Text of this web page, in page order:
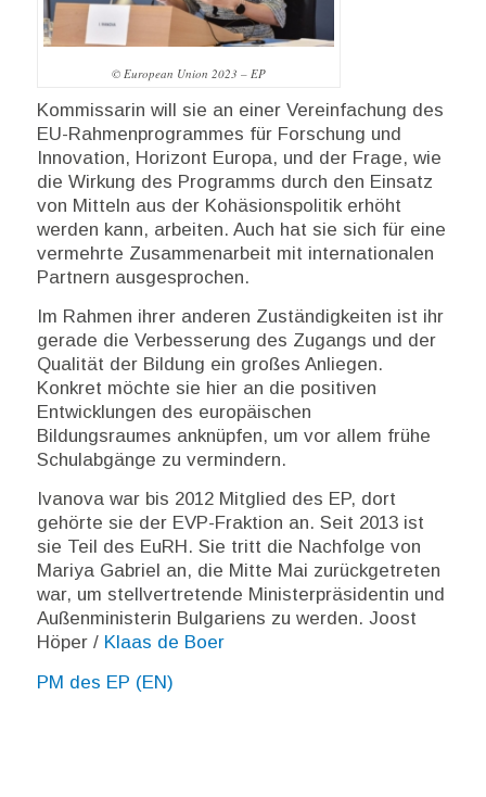
© European Union 2023 – EP
Kommissarin will sie an einer Vereinfachung des
EU-Rahmenprogrammes für Forschung und
Innovation, Horizont Europa, und der Frage, wie
die Wirkung des Programms durch den Einsatz
von Mitteln aus der Kohäsionspolitik erhöht
werden kann, arbeiten. Auch hat sie sich für eine
vermehrte Zusammenarbeit mit internationalen
Partnern ausgesprochen.
Im Rahmen ihrer anderen Zuständigkeiten ist ihr
gerade die Verbesserung des Zugangs und der
Qualität der Bildung ein großes Anliegen.
Konkret möchte sie hier an die positiven
Entwicklungen des europäischen
Bildungsraumes anknüpfen, um vor allem frühe
Schulabgänge zu vermindern.
Ivanova war bis 2012 Mitglied des EP, dort
gehörte sie der EVP-Fraktion an. Seit 2013 ist
sie Teil des EuRH. Sie tritt die Nachfolge von
Mariya Gabriel an, die Mitte Mai zurückgetreten
war, um stellvertretende Ministerpräsidentin und
Außenministerin Bulgariens zu werden. Joost
Höper / Klaas de Boer
PM des EP (EN)